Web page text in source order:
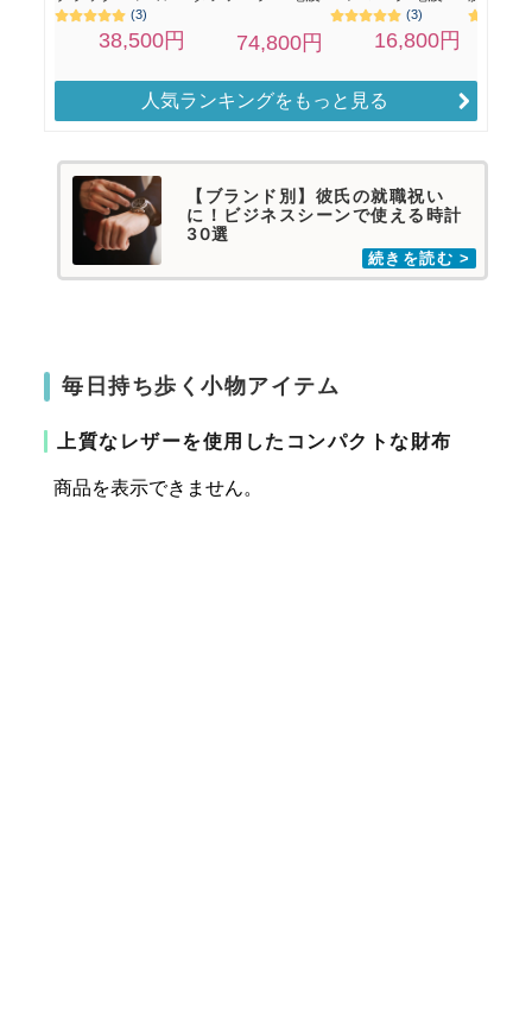
人気ランキングをもっと見る
【ブランド別】彼氏の就職祝い
に！ビジネスシーンで使える時計
30選
毎日持ち歩く小物アイテム
上質なレザーを使用したコンパクトな財布